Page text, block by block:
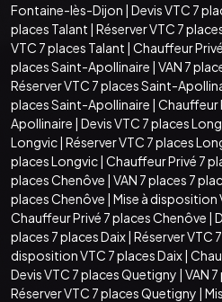
Fontaine-lès-Dijon | Devis VTC 7
places Talant | Réserver VTC 7
VTC 7 places Talant | Chauffeur
places Saint-Apollinaire | VAN 7
Réserver VTC 7 places Saint-
places Saint-Apollinaire | Chauffeur
Apollinaire | Devis VTC 7 places
Longvic| Réserver VTC 7 places
places Longvic| Chauffeur Privé 7
places Chenôve | VAN 7 places 7
places Chenôve | Mise à disposition
Chauffeur Privé 7 places Chenôve |
places 7 places Daix| Réserver VTC
disposition VTC 7 places Daix|
Devis VTC 7 places Quetigny | VAN
Réserver VTC 7 places Quetigny |